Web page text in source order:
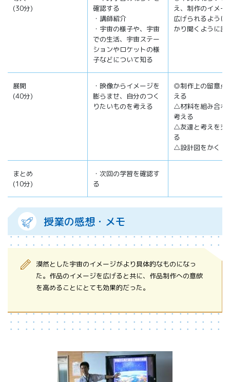
(30分)
確認する
・講師紹介
・宇宙の様子や、宇宙
での生活、宇宙ステー
ションやロケットの様
子などについて知る
え、制作のイメー
広げられるように
かり聞くように話
展開
(40分)
・映像からイメージを
膨らませ、自分のつく
りたいものを考える
◎制作上の留意点
える
△材料を組み合わ
考える
△友達と考えを交
る
△設計図をかく
まとめ
(10分)
・次回の学習を確認す
る
授業の感想・メモ
漠然とした宇宙のイメージがより具体的なものになっ
た。作品のイメージを広げると共に、作品制作への意欲
を高めることにとても効果的だった。